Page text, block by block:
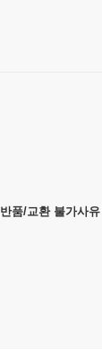
반품/교환 불가사유